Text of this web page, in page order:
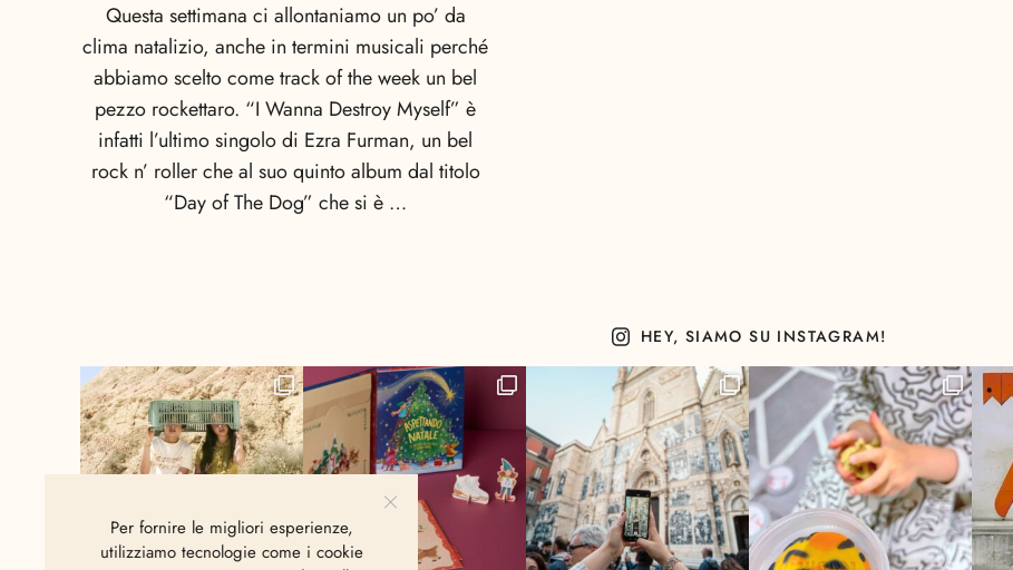
Questa settimana ci allontaniamo un po’ da
clima natalizio, anche in termini musicali perché
abbiamo scelto come track of the week un bel
pezzo rockettaro. “I Wanna Destroy Myself” è
infatti l’ultimo singolo di Ezra Furman, un bel
rock n’ roller che al suo quinto album dal titolo
“Day of The Dog” che si è …
HEY, SIAMO SU INSTAGRAM!
Per fornire le migliori esperienze,
utilizziamo tecnologie come i cookie